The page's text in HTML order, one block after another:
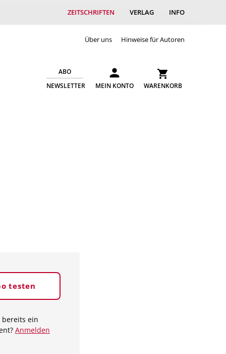
ZEITSCHRIFTEN VERLAG INFO
Über uns Hinweise für Autoren
ABO
NEWSLETTER
MEIN KONTO WARENKORB
testen
bereits ein
Anmelden